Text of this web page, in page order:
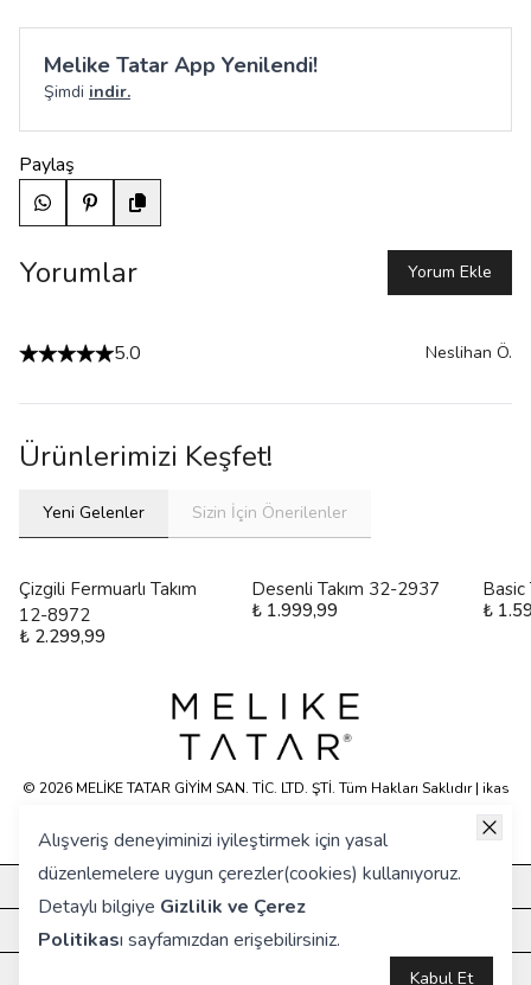
Alışveriş deneyiminizi iyileştirmek için yasal
düzenlemelere uygun çerezler(cookies) kullanıyoruz.
Detaylı bilgiye Gizlilik ve Çerez
Politikası sayfamızdan erişebilirsiniz.
Kabul Et
Melike Tatar App Yenilendi!
Şimdi indir.
Paylaş
Yorumlar Yorum Ekle
5.0 Neslihan Ö.
Ürünlerimizi Keşfet!
Yeni Gelenler Sizin İçin Önerilenler
Çizgili Fermuarlı Takım
12-8972
₺ 2.299,99
Desenli Takım 32-2937
₺ 1.999,99
Basic
₺
KURUMSAL
HIZLI ERİŞİM
© 2026 MELİKE TATAR GİYİM SAN. TİC. LTD. ŞTİ. Tüm Hakları Saklıdır | ikas